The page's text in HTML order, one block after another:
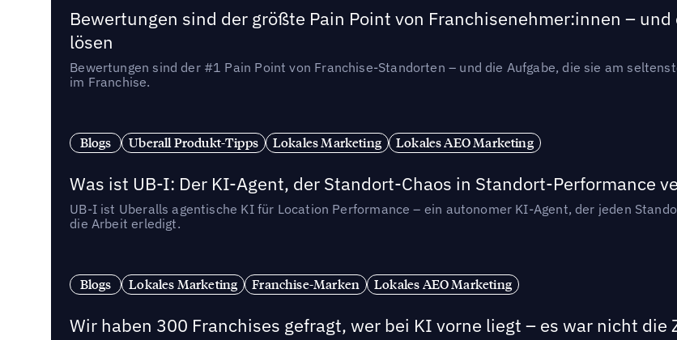
Bewertungen sind der größte Pain Point von Franchisenehmer:innen –
lösen
Bewertungen sind der #1 Pain Point von Franchise-Standorten – und die Aufgabe, die sie am
im Franchise.
Blogs Uberall Produkt-Tipps Lokales Marketing Lokales AEO Marketing
Was ist UB-I: Der KI-Agent, der Standort-Chaos in Standort-Performance
UB-I ist Uberalls agentische KI für Location Performance – ein autonomer KI-Agent, der jeden
die Arbeit erledigt.
Blogs Lokales Marketing Franchise-Marken Lokales AEO Marketing
Wir haben 300 Franchises gefragt, wer bei KI vorne liegt – es war nicht die